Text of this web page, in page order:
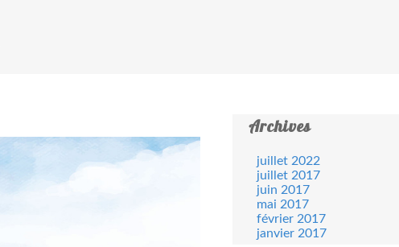
Archives
juillet 2022
juillet 2017
juin 2017
mai 2017
février 2017
janvier 2017